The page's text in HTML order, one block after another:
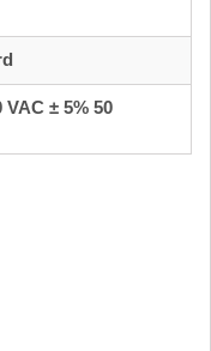
VAC ± 5% 50